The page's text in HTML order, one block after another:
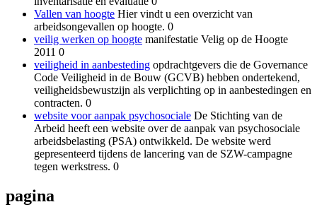
Vallen van hoogte Hier vindt u een overzicht van
arbeidsongevallen op hoogte. 0
veilig werken op hoogte manifestatie Velig op de Hoogte
2011 0
veiligheid in aanbesteding opdrachtgevers die de Governance
Code Veiligheid in de Bouw (GCVB) hebben ondertekend,
veiligheidsbewustzijn als verplichting op in aanbestedingen en
contracten. 0
website voor aanpak psychosociale De Stichting van de
Arbeid heeft een website over de aanpak van psychosociale
arbeidsbelasting (PSA) ontwikkeld. De website werd
gepresenteerd tijdens de lancering van de SZW-campagne
tegen werkstress. 0
pagina